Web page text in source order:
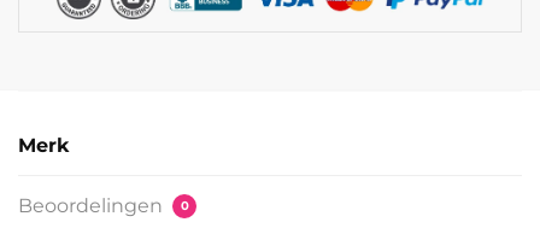
Merk
Beoordelingen 0